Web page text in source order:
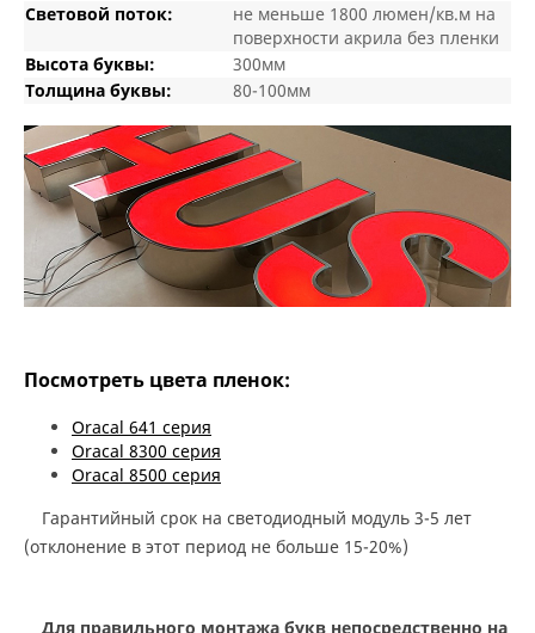
Световой поток:
не меньше 1800 люмен/кв.м на
поверхности акрила без пленки
Высота буквы:
300мм
Толщина буквы:
80-100мм
Посмотреть цвета пленок:
Oracal 641 серия
Oracal 8300 серия
Oracal 8500 серия
Гарантийный срок на светодиодный модуль 3-5 лет
(отклонение в этот период не больше 15-20%)
Для правильного монтажа букв непосредственно на